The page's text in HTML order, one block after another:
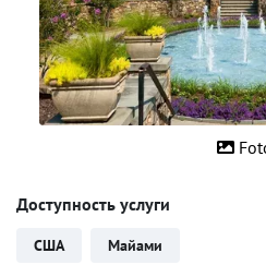
Доступность услуги
США Майами